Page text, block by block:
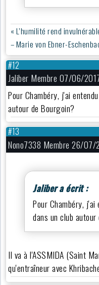
« L’humilité rend
– Marie von Ebner-
#12
Jaliber Membre 07/06/
Pour Chambéry, j'ai
autour de Bourgoin?
#13
Nono7338 Membre 26/07/
Jaliber a écrit :
Pour Chambéry,
dans un club
Il va à l'ASSMIDA (Saint
qu'entraîneur avec